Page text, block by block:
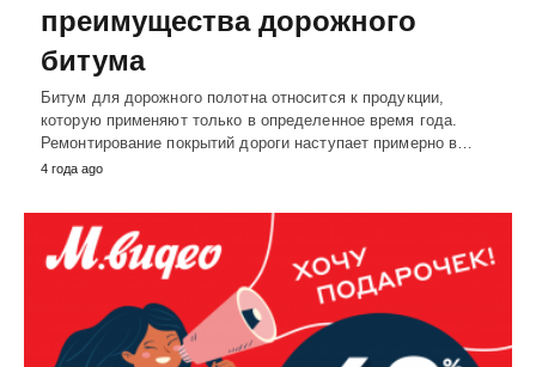
преимущества дорожного
битума
Битум для дорожного полотна относится к продукции,
которую применяют только в определенное время года.
Ремонтирование покрытий дороги наступает примерно в…
4 года ago